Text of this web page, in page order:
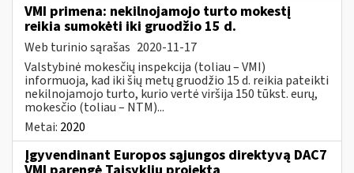
VMI primena: nekilnojamojo turto mokestį
reikia sumokėti iki gruodžio 15 d.
Web turinio sąrašas 2020-11-17
Valstybinė mokesčių inspekcija (toliau – VMI)
informuoja, kad iki šių metų gruodžio 15 d. reikia pateikti
nekilnojamojo turto, kurio vertė viršija 150 tūkst. eurų,
mokesčio (toliau – NTM)...
Metai: 2020
Įgyvendinant Europos sąjungos direktyvą DAC7